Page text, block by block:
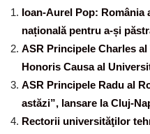
Ioan-Aurel Pop: România
națională pentru a-și
ASR Principele Charles
Honoris Causa al
ASR Principele Radu al
astăzi”, lansare la Cluj-
Rectorii universităţilor